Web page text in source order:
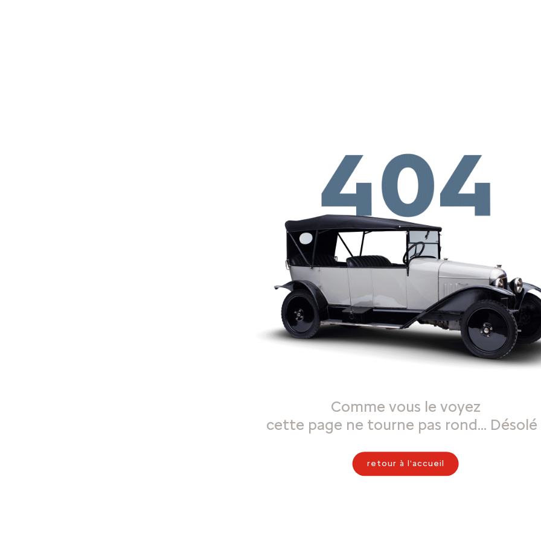
Comme vous le voyez
cette page ne tourne pas rond… Désolé
retour à l'accueil